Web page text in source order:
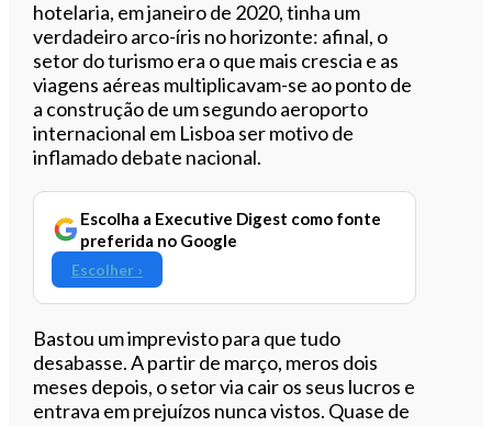
hotelaria, em janeiro de 2020, tinha um
verdadeiro arco-íris no horizonte: afinal, o
setor do turismo era o que mais crescia e as
viagens aéreas multiplicavam-se ao ponto de
a construção de um segundo aeroporto
internacional em Lisboa ser motivo de
inflamado debate nacional.
Escolha a Executive Digest como fonte
preferida no Google
Escolher ›
Bastou um imprevisto para que tudo
desabasse. A partir de março, meros dois
meses depois, o setor via cair os seus lucros e
entrava em prejuízos nunca vistos. Quase de